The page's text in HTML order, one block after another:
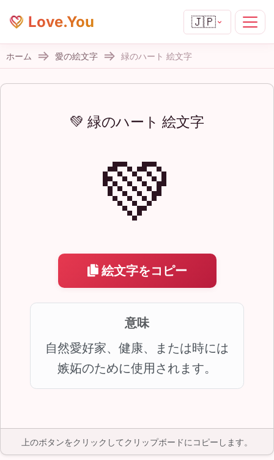
Love.You 🇯🇵
ホーム 愛の絵文字 緑のハート 絵文字
💚 緑のハート 絵文字
💚
絵文字をコピー
意味
自然愛好家、健康、または時には
嫉妬のために使用されます。
上のボタンをクリックしてクリップボードにコピーします。